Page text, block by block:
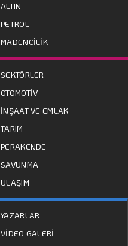
ALTIN
PETROL
MADENCİLİK
SEKTÖRLER
OTOMOTİV
İNŞAAT VE EMLAK
TARIM
PERAKENDE
SAVUNMA
ULAŞIM
YAZARLAR
VİDEO GALERİ